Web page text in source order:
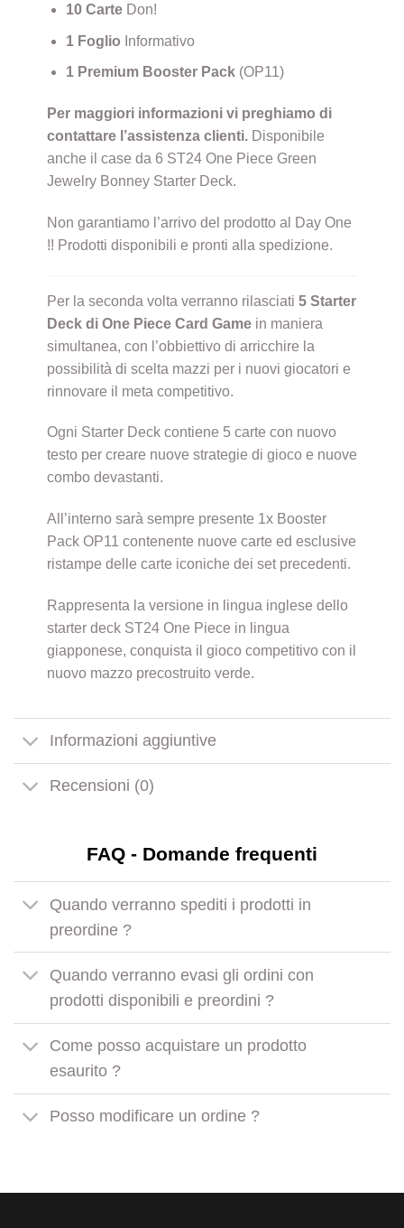
10 CarteDon!
1 Foglio Informativo
1 Premium Booster Pack(OP11)
Per maggiori informazioni vi preghiamo di
contattare l’assistenza clienti. Disponibile
anche il case da 6 ST24 One Piece Green
Jewelry Bonney Starter Deck.
Non garantiamo l’arrivo del prodotto al Day One
!! Prodotti disponibili e pronti alla spedizione.
Per la seconda volta verranno rilasciati 5 Starter
Deck di One Piece Card Gamein maniera
simultanea, con l’obbiettivo di arricchire la
possibilità di scelta mazzi per i nuovi giocatori e
rinnovare il meta competitivo.
Ogni Starter Deck contiene 5 carte con nuovo
testo per creare nuove strategie di gioco e nuove
combo devastanti.
All’interno sarà sempre presente 1x Booster
Pack OP11 contenente nuove carte ed esclusive
ristampe delle carte iconiche dei set precedenti.
Rappresenta la versione in lingua inglese dello
starter deck ST24 One Piece in lingua
giapponese, conquista il gioco competitivo con il
nuovo mazzo precostruito verde.
Informazioni aggiuntive
Recensioni (0)
FAQ - Domande frequenti
Quando verranno spediti i prodotti in
preordine ?
Quando verranno evasi gli ordini con
prodotti disponibili e preordini ?
Come posso acquistare un prodotto
esaurito ?
Posso modificare un ordine ?